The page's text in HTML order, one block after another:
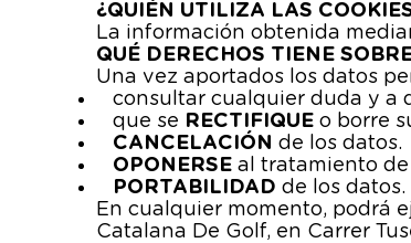
¿QUIÉN UTILIZA LAS
La información obtenida
QUÉ DERECHOS TIENE
Una vez aportados los datos
consultar cualquier duda y a
que se RECTIFIQUE o borre
CANCELACIÓN de los datos.
OPONERSE al tratamiento de
PORTABILIDAD de los datos.
En cualquier momento, podrá
Catalana De Golf, en Carrer